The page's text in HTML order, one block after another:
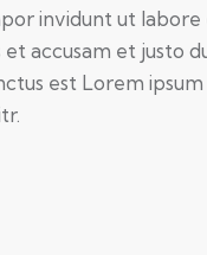
invidunt ut
accusam et justo
est Lorem